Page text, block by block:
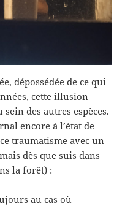
dépossédée de ce qui
cette illusion
des autres espèces.
encore à l’état de
traumatisme avec un
dès que suis dans
la forêt) :
au cas où